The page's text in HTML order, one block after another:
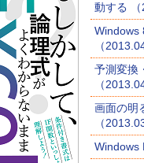
動する （
Windows
（
予測変換
（
画面の明
（
Windows